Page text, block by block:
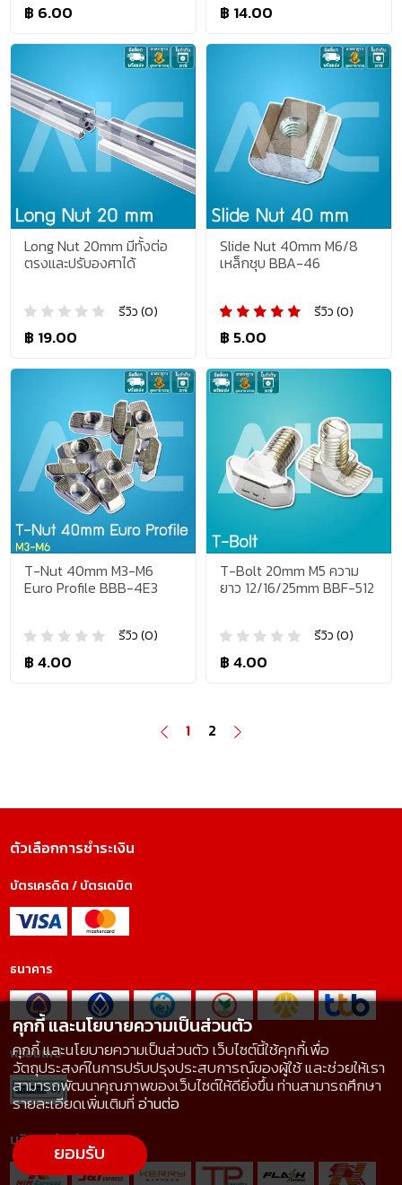
฿ 6.00 ฿ 14.00
Long Nut 20mm มีทั้งต่อ
ตรงและปรับองศาได้
รีวิว (0)
฿ 19.00
Slide Nut 40mm M6/8
เหล็กชุบ BBA-46
รีวิว (0)
฿ 5.00
T-Nut 40mm M3-M6
Euro Profile BBB-4E3
รีวิว (0)
฿ 4.00
T-Bolt 20mm M5 ความ
ยาว 12/16/25mm BBF-512
รีวิว (0)
฿ 4.00
1 2
ตัวเลือกการชำระเงิน
บัตรเครดิต / บัตรเดบิต
ธนาคาร
พร้อมเพย์
บริการจัดส่ง
คุกกี้ และนโยบายความเป็นส่วนตัว
คุกกี้ และนโยบายความเป็นส่วนตัว เว็บไซต์นี้ใช้คุกกี้เพื่อ
วัตถุประสงค์ในการปรับปรุงประสบการณ์ของผู้ใช้ และช่วยให้เรา
สามารถพัฒนาคุณภาพของเว็บไซต์ให้ดียิ่งขึ้น ท่านสามารถศึกษา
รายละเอียดเพิ่มเติมที่อ่านต่อ
ยอมรับ